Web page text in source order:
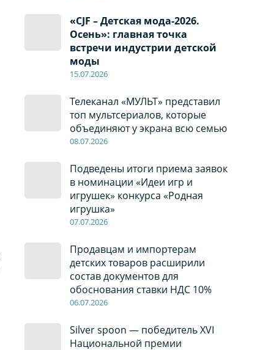
«CJF – Детская мода-2026.
Осень»: главная точка
встречи индустрии детской
моды
15.07.2026
Телеканал «МУЛЬТ» представил
топ мультсериалов, которые
объединяют у экрана всю семью
08.07.2026
Подведены итоги приема заявок
в номинации «Идеи игр и
игрушек» конкурса «Родная
игрушка»
07.07.2026
Продавцам и импортерам
детских товаров расширили
состав документов для
обоснования ставки НДС 10%
06.07.2026
Silver spoon — победитель XVI
Национальной премии